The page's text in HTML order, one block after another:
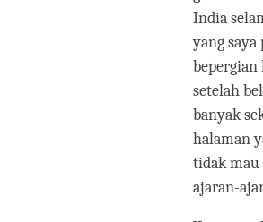
India
yang
bepergian
setelah
banyak
halaman
tidak mau
ajaran-